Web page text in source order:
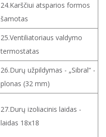
24.Karščiui atsparios formos
šamotas
25.Ventiliatoriaus valdymo
termostatas
26.Durų užpildymas - „Sibral“ -
plonas (32 mm)
27.Durų izoliacinis laidas -
laidas 18x18